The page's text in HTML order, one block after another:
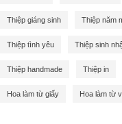
Thiệp giáng sinh Thiệp năm
Thiệp tình yêu Thiệp sinh
Thiệp handmade Thiệp in
Hoa làm từ giấy Hoa làm từ